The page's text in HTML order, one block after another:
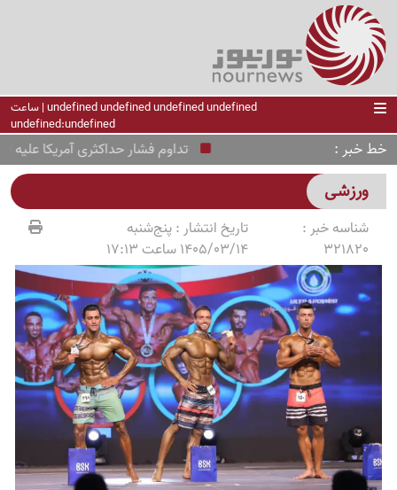
undefined undefined undefined undefined | ساعت
undefined:undefined
خط خبر تداوم فشار حداکثری آمریکا علیه ایران
ورزشی
شناسه خبر :
321820
تاریخ انتشار :پنج‌شنبه
1405/03/14 ساعت 17:13